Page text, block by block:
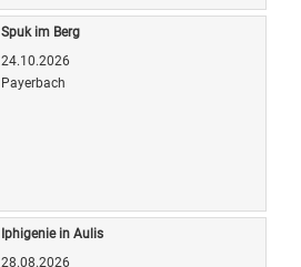
Spuk im Berg
24.10.2026
Payerbach
Iphigenie in Aulis
28.08.2026